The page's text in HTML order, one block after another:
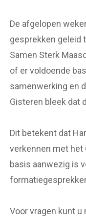
De afgelopen
gesprekken geleid
Samen Sterk
of er voldoende
samenwerking en
Gisteren bleek dat
Dit betekent dat
verkennen met het
basis aanwezig is
Voor vragen kunt u